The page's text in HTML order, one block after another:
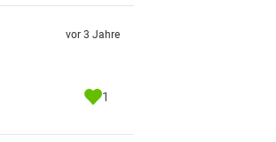
vor 3 Jahre
1